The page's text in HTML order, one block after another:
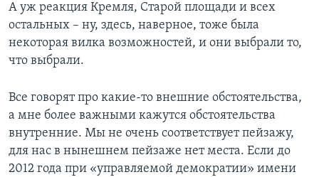
А уж реакция Кремля, Старой площади и всех
остальных – ну, здесь, наверное, тоже была
некоторая вилка возможностей, и они выбрали то,
что выбрали.
Все говорят про какие-то внешние обстоятельства,
а мне более важными кажутся обстоятельства
внутренние. Мы не очень соответствует пейзажу,
для нас в нынешнем пейзаже нет места. Если до
2012 года при «управляемой демократии» имени